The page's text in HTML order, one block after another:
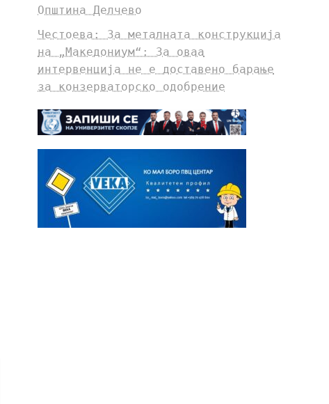
Општина Делчево
Честоева: За металната конструкција
на „Македониум“: За оваа
интервенција не е доставено барање
за конзерваторско одобрение